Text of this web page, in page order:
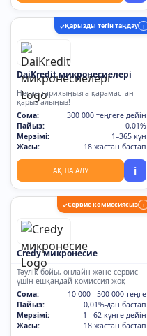
✓Қарызды тегін таңдау i
DaiKredit микронесиелері
Несие тарихыңызға қарамастан
қарыз алыңыз!
Сома:
300 000 теңгеге дейін
Пайыз:
0,01%
Мерзімі:
1–365 күн
Жасы:
18 жастан бастап
АҚША АЛУ i
✓Сервис комиссиясыз i
Credy микронесие
Тәулік бойы, онлайн және сервис
үшін ешқандай комиссия жоқ
Сома:
10 000 - 500 000 теңге
Пайыз:
0,01%-дан бастап
Мерзімі:
1 - 62 күнге дейін
Жасы:
18 жастан бастап